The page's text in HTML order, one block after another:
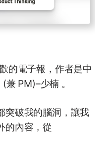
的電子報，作者是中
PM)–少楠 。
突破我的腦洞，讓我
的內容，從